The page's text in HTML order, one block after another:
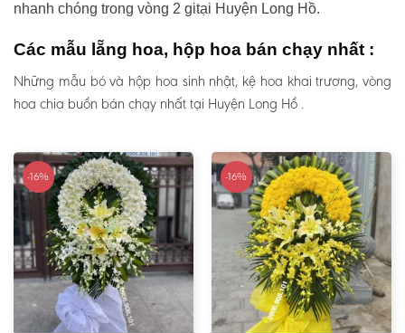
nhanh chóng trong vòng 2 gitại Huyện Long Hồ.
Các mẫu lẵng hoa, hộp hoa bán chạy nhất :
Những mẫu bó và hộp hoa sinh nhật, kệ hoa khai trương, vòng
hoa chia buồn bán chạy nhất tại Huyện Long Hồ .
-16% -16%